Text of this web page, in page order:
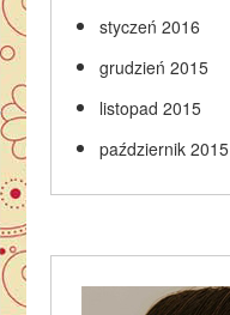
styczeń 2016
grudzień 2015
listopad 2015
październik 2015